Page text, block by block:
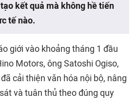
kết quả mà không hề tiến
tế nào.
giới vào khoảng tháng 1 đầu
Motors, ông Satoshi Ogiso,
cải thiện văn hóa nội bộ, nâng
và tuân thủ theo đúng quy